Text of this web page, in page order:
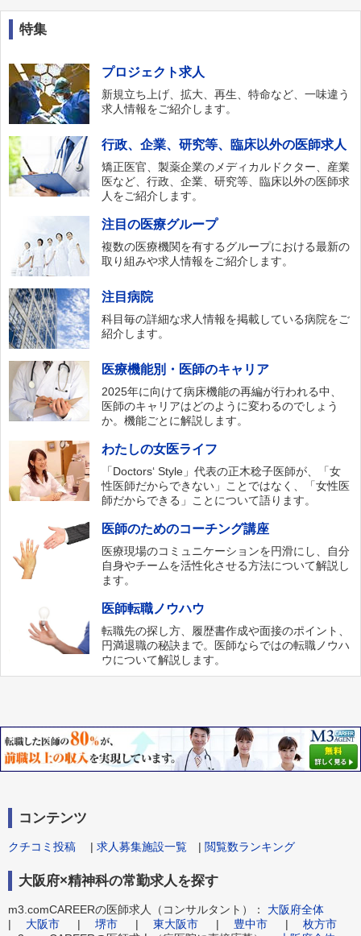
特集
プロジェクト求人
新規立ち上げ、拡大、再生、特命など、一味違う
求人情報をご紹介します。
行政、企業、研究等、臨床以外の医師求人
矯正医官、製薬企業のメディカルドクター、産業
医など、行政、企業、研究等、臨床以外の医師求
人をご紹介します。
注目の医療グループ
複数の医療機関を有するグループにおける最新の
取り組みや求人情報をご紹介します。
注目病院
科目毎の詳細な求人情報を掲載している病院をご
紹介します。
医療機能別・医師のキャリア
2025年に向けて病床機能の再編が行われる中、
医師のキャリアはどのように変わるのでしょう
か。機能ごとに解説します。
わたしの女医ライフ
「Doctors‘ Style」代表の正木稔子医師が、「女
性医師だからできない」ことではなく、「女性医
師だからできる」ことについて語ります。
医師のためのコーチング講座
医療現場のコミュニケーションを円滑にし、自分
自身やチームを活性化させる方法について解説し
ます。
医師転職ノウハウ
転職先の探し方、履歴書作成や面接のポイント、
円満退職の秘訣まで。医師ならではの転職ノウハ
ウについて解説します。
コンテンツ
クチコミ投稿 | 求人募集施設一覧 | 閲覧数ランキング
大阪府×精神科の常勤求人を探す
m3.comCAREERの医師求人（コンサルタント）： 大阪府全体
| 大阪市 | 堺市 | 東大阪市 | 豊中市 | 枚方市